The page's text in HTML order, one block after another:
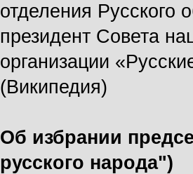
отделения Русского
президент Совета
организации
(Википедия)
Об избрании
русского народа")